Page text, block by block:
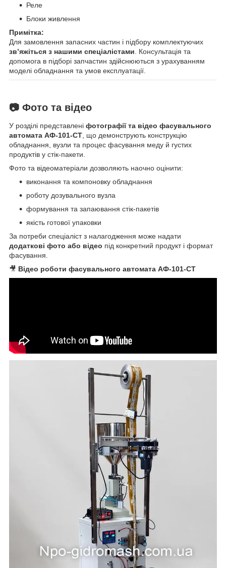
Реле
Блоки живлення
Примітка:
Для замовлення запасних частин і підбору комплектуючих
зв’яжіться з нашими спеціалістами. Консультація та
допомога в підборі запчастин здійснюються з урахуванням
моделі обладнання та умов експлуатації.
📷 Фото та відео
У розділі представлені фотографії та відео фасувального
автомата АФ-101-СТ , що демонструють конструкцію
обладнання, вузли та процес фасування меду й густих
продуктів у стік-пакети.
Фото та відеоматеріали дозволяють наочно оцінити:
виконання та компоновку обладнання
роботу дозувального вузла
формування та запаювання стік-пакетів
якість готової упаковки
За потреби спеціаліст з налагодження може надати
додаткові фото або відео під конкретний продукт і формат
фасування.
🎥 Відео роботи фасувального автомата АФ-101-СТ